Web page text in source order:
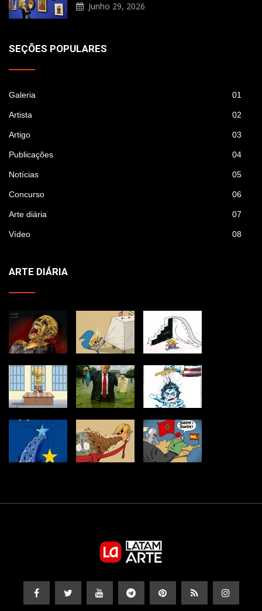
Junho 29, 2026
SEÇÕES POPULARES
Galeria 01
Artista 02
Artigo 03
Publicações 04
Notícias 05
Concurso 06
Arte diária 07
Vídeo 08
ARTE DIÁRIA